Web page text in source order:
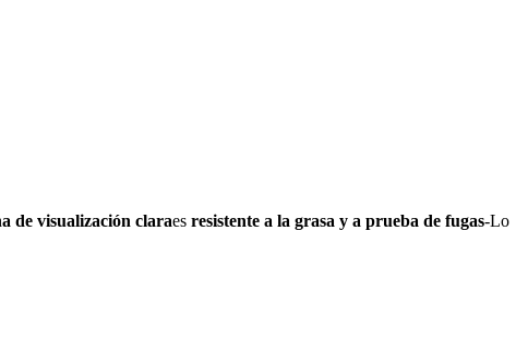
de visualización claraes resistente a la grasa y a prueba de fugas-Lo